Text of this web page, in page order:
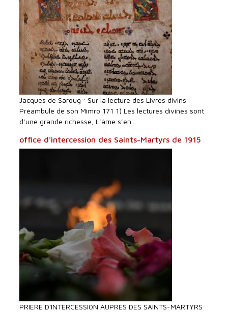
Jacques de Saroug : Sur la lecture des Livres divins
Préambule de son Mimro 171 1) Les lectures divines sont
d’une grande richesse, L’âme s’en...
office d'intercession des Saints-Martyrs de 1915
PRIERE D'INTERCESSI0N AUPRES DES SAINTS-MARTYRS